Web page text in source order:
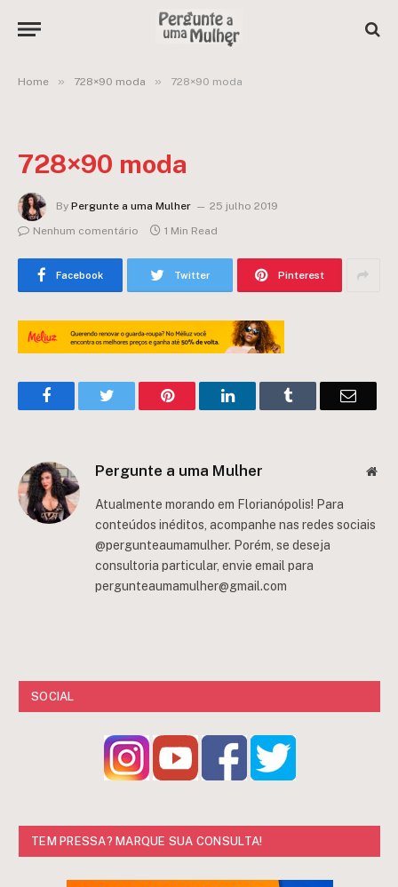
Home » 728×90 moda » 728×90 moda
728×90 moda
By Pergunte a uma Mulher
25 julho 2019
Nenhum comentário
1 Min Read
Facebook Twitter Pinterest
FacebookTwitter Pinterest LinkedInTumblr Email
Pergunte a uma Mulher
Atualmente morando em Florianópolis! Para
conteúdos inéditos, acompanhe nas redes sociais
@pergunteaumamulher. Porém, se deseja
consultoria particular, envie email para
pergunteaumamulher@gmail.com
SOCIAL
TEM PRESSA? MARQUE SUA CONSULTA!